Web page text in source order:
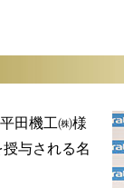
田機工㈱様
与される名